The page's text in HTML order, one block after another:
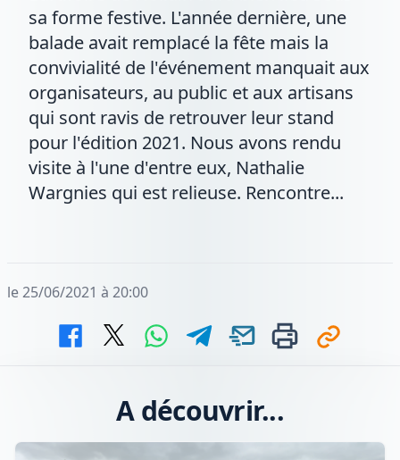
sa forme festive. L'année dernière, une
balade avait remplacé la fête mais la
convivialité de l'événement manquait aux
organisateurs, au public et aux artisans
qui sont ravis de retrouver leur stand
pour l'édition 2021. Nous avons rendu
visite à l'une d'entre eux, Nathalie
Wargnies qui est relieuse. Rencontre...
le 25/06/2021 à 20:00
A découvrir...